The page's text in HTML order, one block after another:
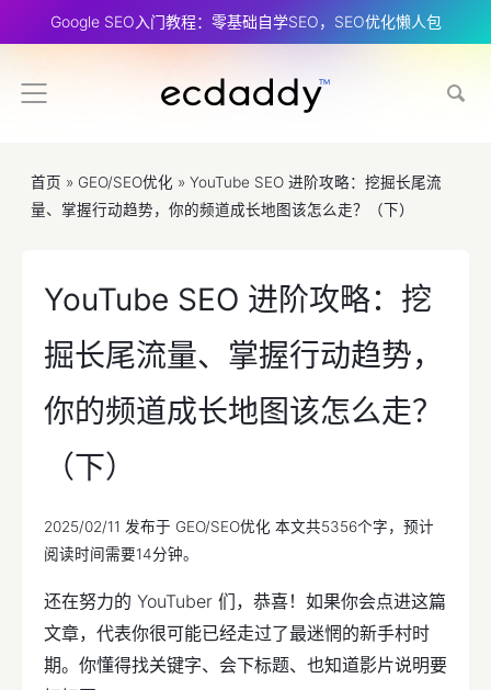
Google SEO入门教程：零基础自学SEO，SEO优化懒人包
首页 » GEO/SEO优化 » YouTube SEO 进阶攻略：挖掘长尾流
量、掌握行动趋势，你的频道成长地图该怎么走？（下）
YouTube SEO 进阶攻略：挖
掘长尾流量、掌握行动趋势，
你的频道成长地图该怎么走？
（下）
2025/02/11 发布于 GEO/SEO优化 本文共5356个字，预计
阅读时间需要14分钟。
还在努力的 YouTuber 们，恭喜！如果你会点进这篇
文章，代表你很可能已经走过了最迷惘的新手村时
期。你懂得找关键字、会下标题、也知道影片说明要